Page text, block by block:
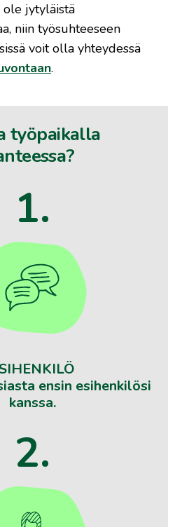
ole jytyläistä
niin työsuhteeseen
voit olla yhteydessä
.
työpaikalla
1.
ensin esihenkilösi
kanssa.
2.